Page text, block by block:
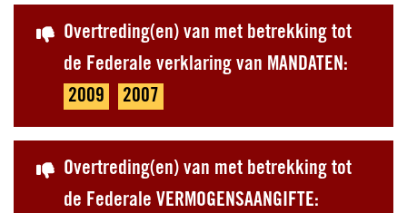
Overtreding(en) van met betrekking tot
de Federale verklaring van MANDATEN:
2009
2007
Overtreding(en) van met betrekking tot
de Federale VERMOGENSAANGIFTE: